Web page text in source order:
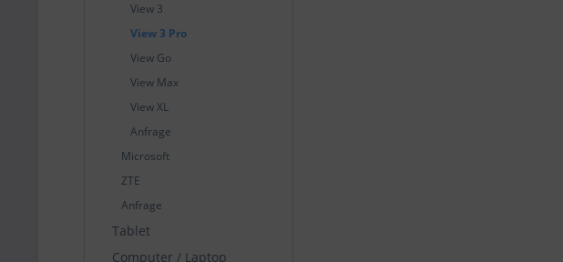
View 3
View 3 Pro
View Go
View Max
View XL
Anfrage
Microsoft
ZTE
Anfrage
Tablet
Computer / Laptop